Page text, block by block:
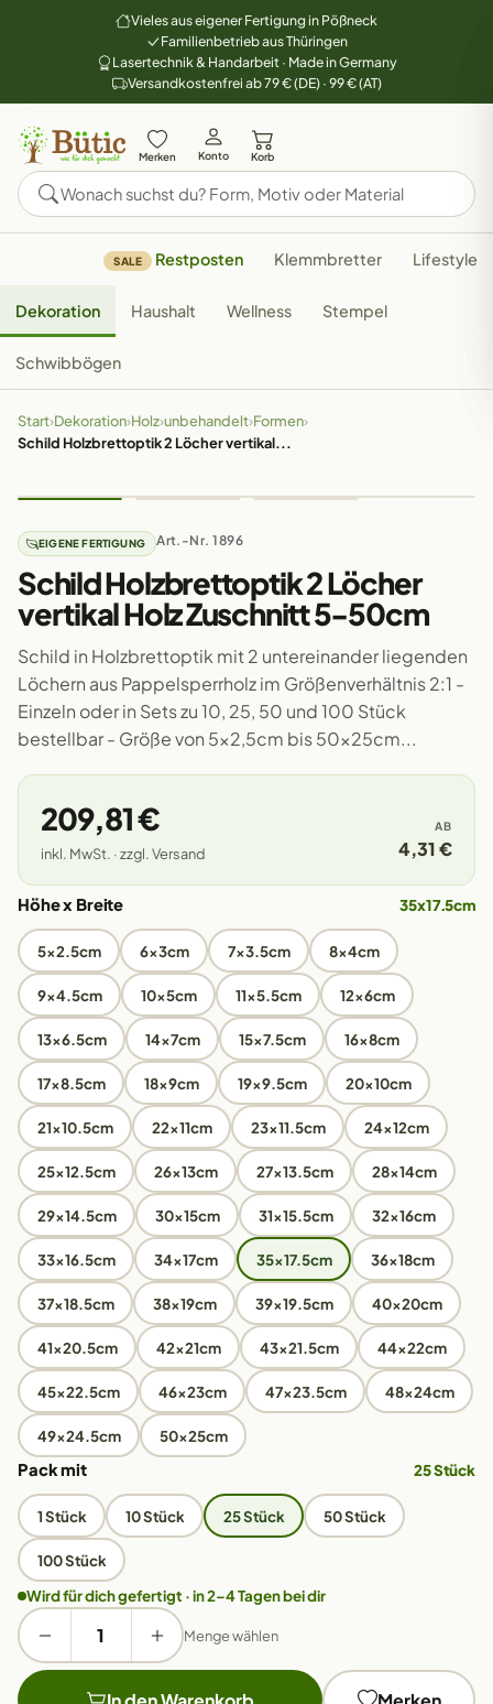
Vieles aus eigener Fertigung in Pößneck
Familienbetrieb aus Thüringen
Lasertechnik & Handarbeit · Made in Germany
Versandkostenfrei ab 79 € (DE) · 99 € (AT)
Merken Konto Korb
SALE Restposten Klemmbretter Lifestyle
Dekoration Haushalt Wellness Stempel
Schwibbögen
Start›Dekoration›Holz›unbehandelt›Formen›
Schild Holzbrettoptik 2 Löcher vertikal...
EIGENE FERTIGUNG Art.-Nr. 1896
Schild Holzbrettoptik 2 Löcher
vertikal Holz Zuschnitt 5-50cm
Schild in Holzbrettoptik mit 2 untereinander liegenden
Löchern aus Pappelsperrholz im Größenverhältnis 2:1 -
Einzeln oder in Sets zu 10, 25, 50 und 100 Stück
bestellbar - Größe von 5x2,5cm bis 50x25cm...
209,81 €
inkl. MwSt. · zzgl. Versand
AB
4,31 €
Höhe x Breite 35x17.5cm
5x2.5cm 6x3cm 7x3.5cm 8x4cm
9x4.5cm 10x5cm 11x5.5cm 12x6cm
13x6.5cm 14x7cm 15x7.5cm 16x8cm
17x8.5cm 18x9cm 19x9.5cm 20x10cm
21x10.5cm 22x11cm 23x11.5cm 24x12cm
25x12.5cm 26x13cm 27x13.5cm 28x14cm
29x14.5cm 30x15cm 31x15.5cm 32x16cm
33x16.5cm 34x17cm 35x17.5cm 36x18cm
37x18.5cm 38x19cm 39x19.5cm 40x20cm
41x20.5cm 42x21cm 43x21.5cm 44x22cm
45x22.5cm 46x23cm 47x23.5cm 48x24cm
49x24.5cm 50x25cm
Pack mit 25 Stück
1 Stück 10 Stück 25 Stück 50 Stück
100 Stück
Wird für dich gefertigt · in 2–4 Tagen bei dir
Menge wählen